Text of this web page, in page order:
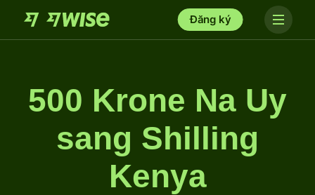
Đăng ký
500 Krone Na Uy
sang Shilling
Kenya